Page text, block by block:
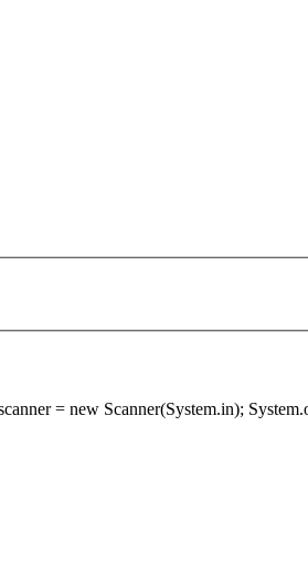
= new Scanner(System.in);